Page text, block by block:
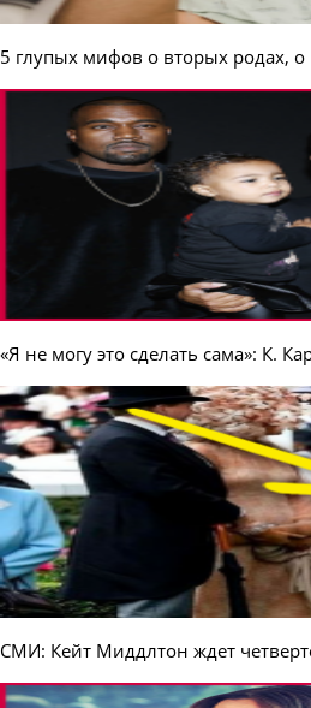
5 глупых мифов о вторых родах,
«Я не могу это сделать сама»: К.
СМИ: Кейт Миддлтон ждет